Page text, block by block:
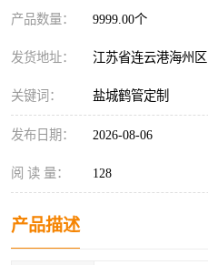
产品数量： 9999.00个
发货地址： 江苏省连云港海州区
关键词： 盐城鹤管定制
发布日期： 2026-08-06
阅 读 量： 128
产品描述